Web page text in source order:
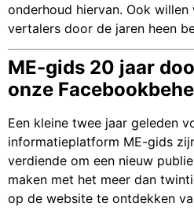
onderhoud hiervan. Ook
vertalers door de jaren heen
ME-gids 20 jaar
onze
Een kleine twee jaar geleden
informatieplatform ME-gids
verdiende om een nieuw
maken met het meer dan
op de website te ontdekken